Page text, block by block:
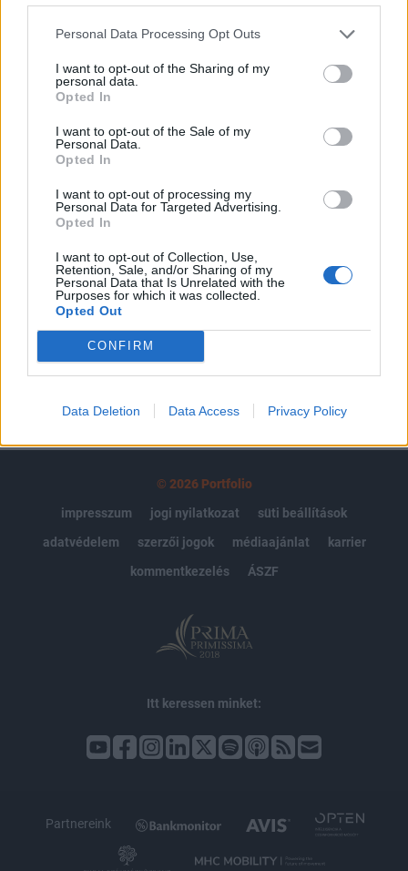
Personal Data Processing Opt Outs
I want to opt-out of the Sharing of my
personal data.
Opted In
I want to opt-out of the Sale of my
Personal Data.
Opted In
I want to opt-out of processing my
Personal Data for Targeted Advertising.
Opted In
I want to opt-out of Collection, Use,
Retention, Sale, and/or Sharing of my
Personal Data that Is Unrelated with the
Purposes for which it was collected.
Opted Out
CONFIRM
Data Deletion Data Access Privacy Policy
A keresett cikk a portfolio.hu hírarchívumához
tartozik, melynek olvasása előfizetéses
regisztrációhoz kötött.
Az előfizetés a következőket tartalmazza:
Kötéslisták: BÉT elmúlt 2 év napon belüli
kötéslistái
Előfizetés
MÁR ELŐFIZETŐNK VAGY?
© 2026 Portfolio
impresszum
jogi nyilatkozat
süti beállítások
adatvédelem
szerzői jogok médiaajánlat
karrier
kommentkezelés
ÁSZF
Itt keressen minket:
Partnereink